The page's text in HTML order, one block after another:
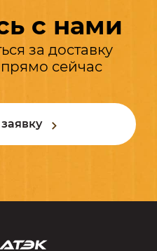
с нами
за доставку
сейчас